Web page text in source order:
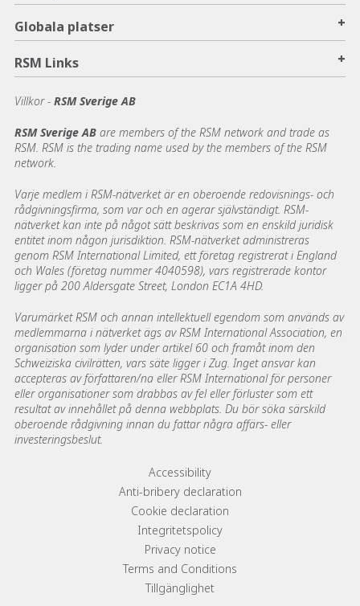
Globala platser +
RSM Links +
Villkor - RSM Sverige AB
RSM Sverige AB are members of the RSM network and trade as
RSM. RSM is the trading name used by the members of the RSM
network.
Varje medlem i RSM-nätverket är en oberoende redovisnings- och
rådgivningsfirma, som var och en agerar självständigt. RSM-
nätverket kan inte på något sätt beskrivas som en enskild juridisk
entitet inom någon jurisdiktion. RSM-nätverket administreras
genom RSM International Limited, ett företag registrerat i England
och Wales (företag nummer 4040598), vars registrerade kontor
ligger på 200 Aldersgate Street, London EC1A 4HD.
Varumärket RSM och annan intellektuell egendom som används av
medlemmarna i nätverket ägs av RSM International Association, en
organisation som lyder under artikel 60 och framåt inom den
Schweiziska civilrätten, vars säte ligger i Zug. Inget ansvar kan
accepteras av författaren/na eller RSM International för personer
eller organisationer som drabbas av fel eller förluster som ett
resultat av innehållet på denna webbplats. Du bör söka särskild
oberoende rådgivning innan du fattar några affärs- eller
investeringsbeslut.
Footer menu linksAccessibility
Anti-bribery declaration
Cookie declaration
Integritetspolicy
Privacy notice
Terms and Conditions
Tillgänglighet